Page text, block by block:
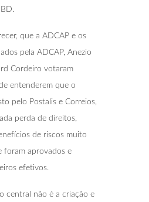
que a ADCAP e os
pela ADCAP, Anezio
Cordeiro votaram
entenderem que o
pelo Postalis e Correios,
perda de direitos,
de riscos muito
foram aprovados e
efetivos.
central não é a criação e